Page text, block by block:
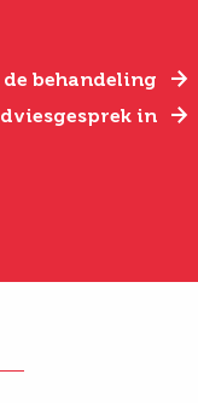
de behandeling
in